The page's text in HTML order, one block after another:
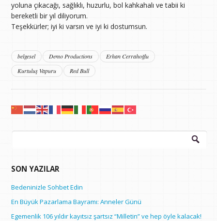
yoluna çıkacağı, sağlıklı, huzurlu, bol kahkahalı ve tabii ki
bereketli bir yıl diliyorum.
Teşekkürler; iyi ki varsın ve iyi ki dostumsun.
belgesel Demo Productions
Erhan Cerrahoğlu
Kurtuluş Vapuru
Red Bull
Arama:
SON YAZILAR
Bedeninizle Sohbet Edin
En Büyük Pazarlama Bayramı: Anneler Günü
Egemenlik 106 yıldır kayıtsız şartsız “Milletin” ve hep öyle kalacak!